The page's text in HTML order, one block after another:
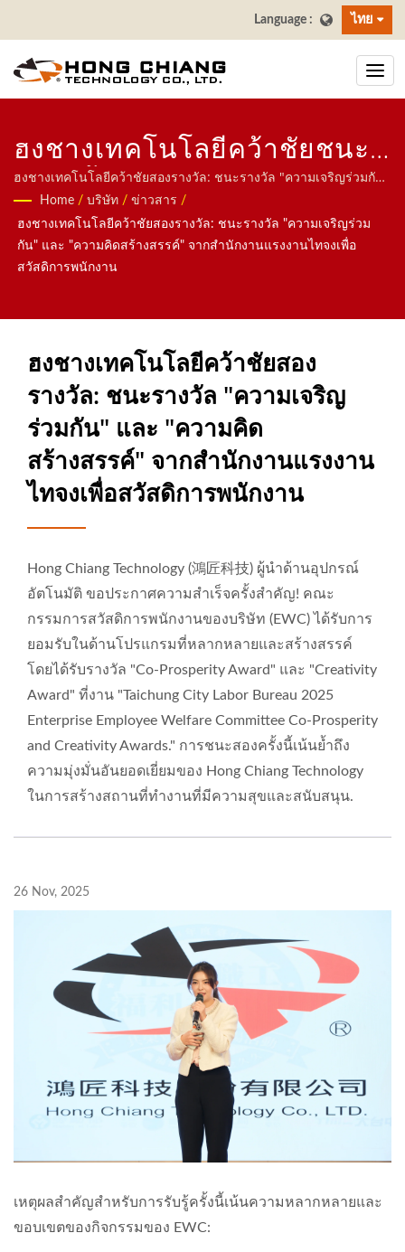
ไทย
ฮงชางเทคโนโลยีคว้าชัยชนะ
สองครั้ง: ชนะรางวัล "ความ
เจริญร่วมกัน" และ "ความคิด
สร้างสรรค์" จากสำนักงาน
พนักงาน | ผู้ผลิตสายพานส่ง
อาหารซูชิบาร์ | ฮงชาง
ฮงชางเทคโนโลยีคว้าชัยสองรางวัล: ชนะรางวัล "ความเจริญร่วมกัน"
และ "ความคิดสร้างสรรค์" จากสำนักงานแรงงานไทจงเพื่อสวัสดิการ
พนักงาน| เรามุ่งเน้นไปที่ระบบอัตโนมัติสำหรับร้านอาหาร รวมถึงหุ่น
ยนต์ส่งอาหาร ระบบรถไฟความเร็วสูง ระบบสายพานลำเลียง ระบบ
สายพานซูชิหมุน ระบบสั่งอาหารผ่านแท็บเล็ต ระบบสั่งอาหารผ่านมือ
Home / บริษัท / ข่าวสาร /
ฮงชางเทคโนโลยีคว้าชัยสองรางวัล: ชนะรางวัล "ความเจริญร่วม
กัน" และ "ความคิดสร้างสรรค์" จากสำนักงานแรงงานไทจงเพื่อ
สวัสดิการพนักงาน
ฮงชางเทคโนโลยีคว้าชัยสอง
รางวัล: ชนะรางวัล "ความเจริญ
ร่วมกัน" และ "ความคิด
สร้างสรรค์" จากสำนักงานแรงงาน
ไทจงเพื่อสวัสดิการพนักงาน
Hong Chiang Technology (鴻匠科技) ผู้นำด้านอุปกรณ์
อัตโนมัติ ขอประกาศความสำเร็จครั้งสำคัญ! คณะ
กรรมการสวัสดิการพนักงานของบริษัท (EWC) ได้รับการ
ยอมรับในด้านโปรแกรมที่หลากหลายและสร้างสรรค์
โดยได้รับรางวัล "Co-Prosperity Award" และ "Creativity
Award" ที่งาน "Taichung City Labor Bureau 2025
Enterprise Employee Welfare Committee Co-Prosperity
and Creativity Awards." การชนะสองครั้งนี้เน้นย้ำถึง
ความมุ่งมั่นอันยอดเยี่ยมของ Hong Chiang Technology
ในการสร้างสถานที่ทำงานที่มีความสุขและสนับสนุน.
26 Nov, 2025
เหตุผลสำคัญสำหรับการรับรู้ครั้งนี้เน้นความหลากหลายและ
ขอบเขตของกิจกรรมของ EWC: